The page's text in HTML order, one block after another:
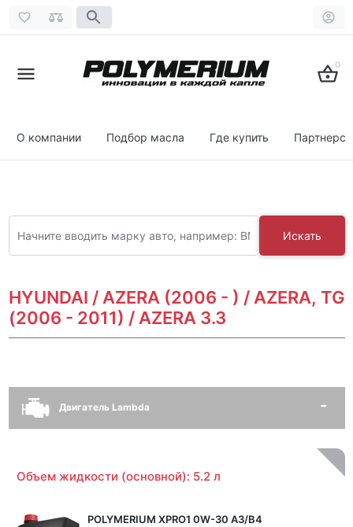
0
О компании Подбор масла Где купить
Искать
HYUNDAI / AZERA (2006 - ) / AZERA, TG
(2006 - 2011) / AZERA 3.3
Двигатель Lambda
Объем жидкости (основной): 5.2 л
POLYMERIUM XPRO1 0W-30 A3/B4